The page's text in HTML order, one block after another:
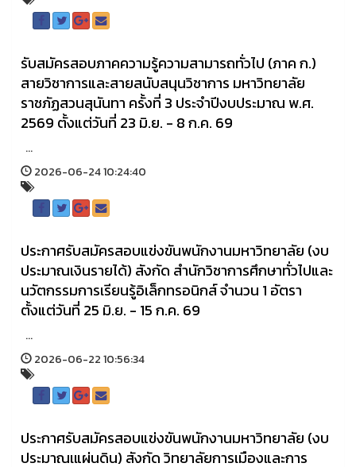
รับสมัครสอบภาคความรู้ความสามารถทั่วไป (ภาค ก.)
สายวิชาการและสายสนับสนุนวิชาการ มหาวิทยาลัย
ราชภัฏสวนสุนันทา ครั้งที่ 3 ประจำปีงบประมาณ พ.ศ.
2569 ตั้งแต่วันที่ 23 มิ.ย. - 8 ก.ค. 69
...
2026-06-24 10:24:40
ประกาศรับสมัครสอบแข่งขันพนักงานมหาวิทยาลัย (งบ
ประมาณเงินรายได้) สังกัด สำนักวิชาการศึกษาทั่วไปและ
นวัตกรรมการเรียนรู้อิเล็กทรอนิกส์ จำนวน 1 อัตรา
ตั้งแต่วันที่ 25 มิ.ย. - 15 ก.ค. 69
...
2026-06-22 10:56:34
ประกาศรับสมัครสอบแข่งขันพนักงานมหาวิทยาลัย (งบ
ประมาณเแผ่นดิน) สังกัด วิทยาลัยการเมืองและการ